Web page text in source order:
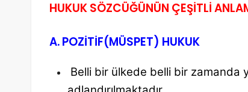
HUKUK SÖZCÜĞÜNÜN ÇEŞİTLİ
A. POZİTİF(MÜSPET) HUKUK
Belli bir ülkede belli bir zamanda